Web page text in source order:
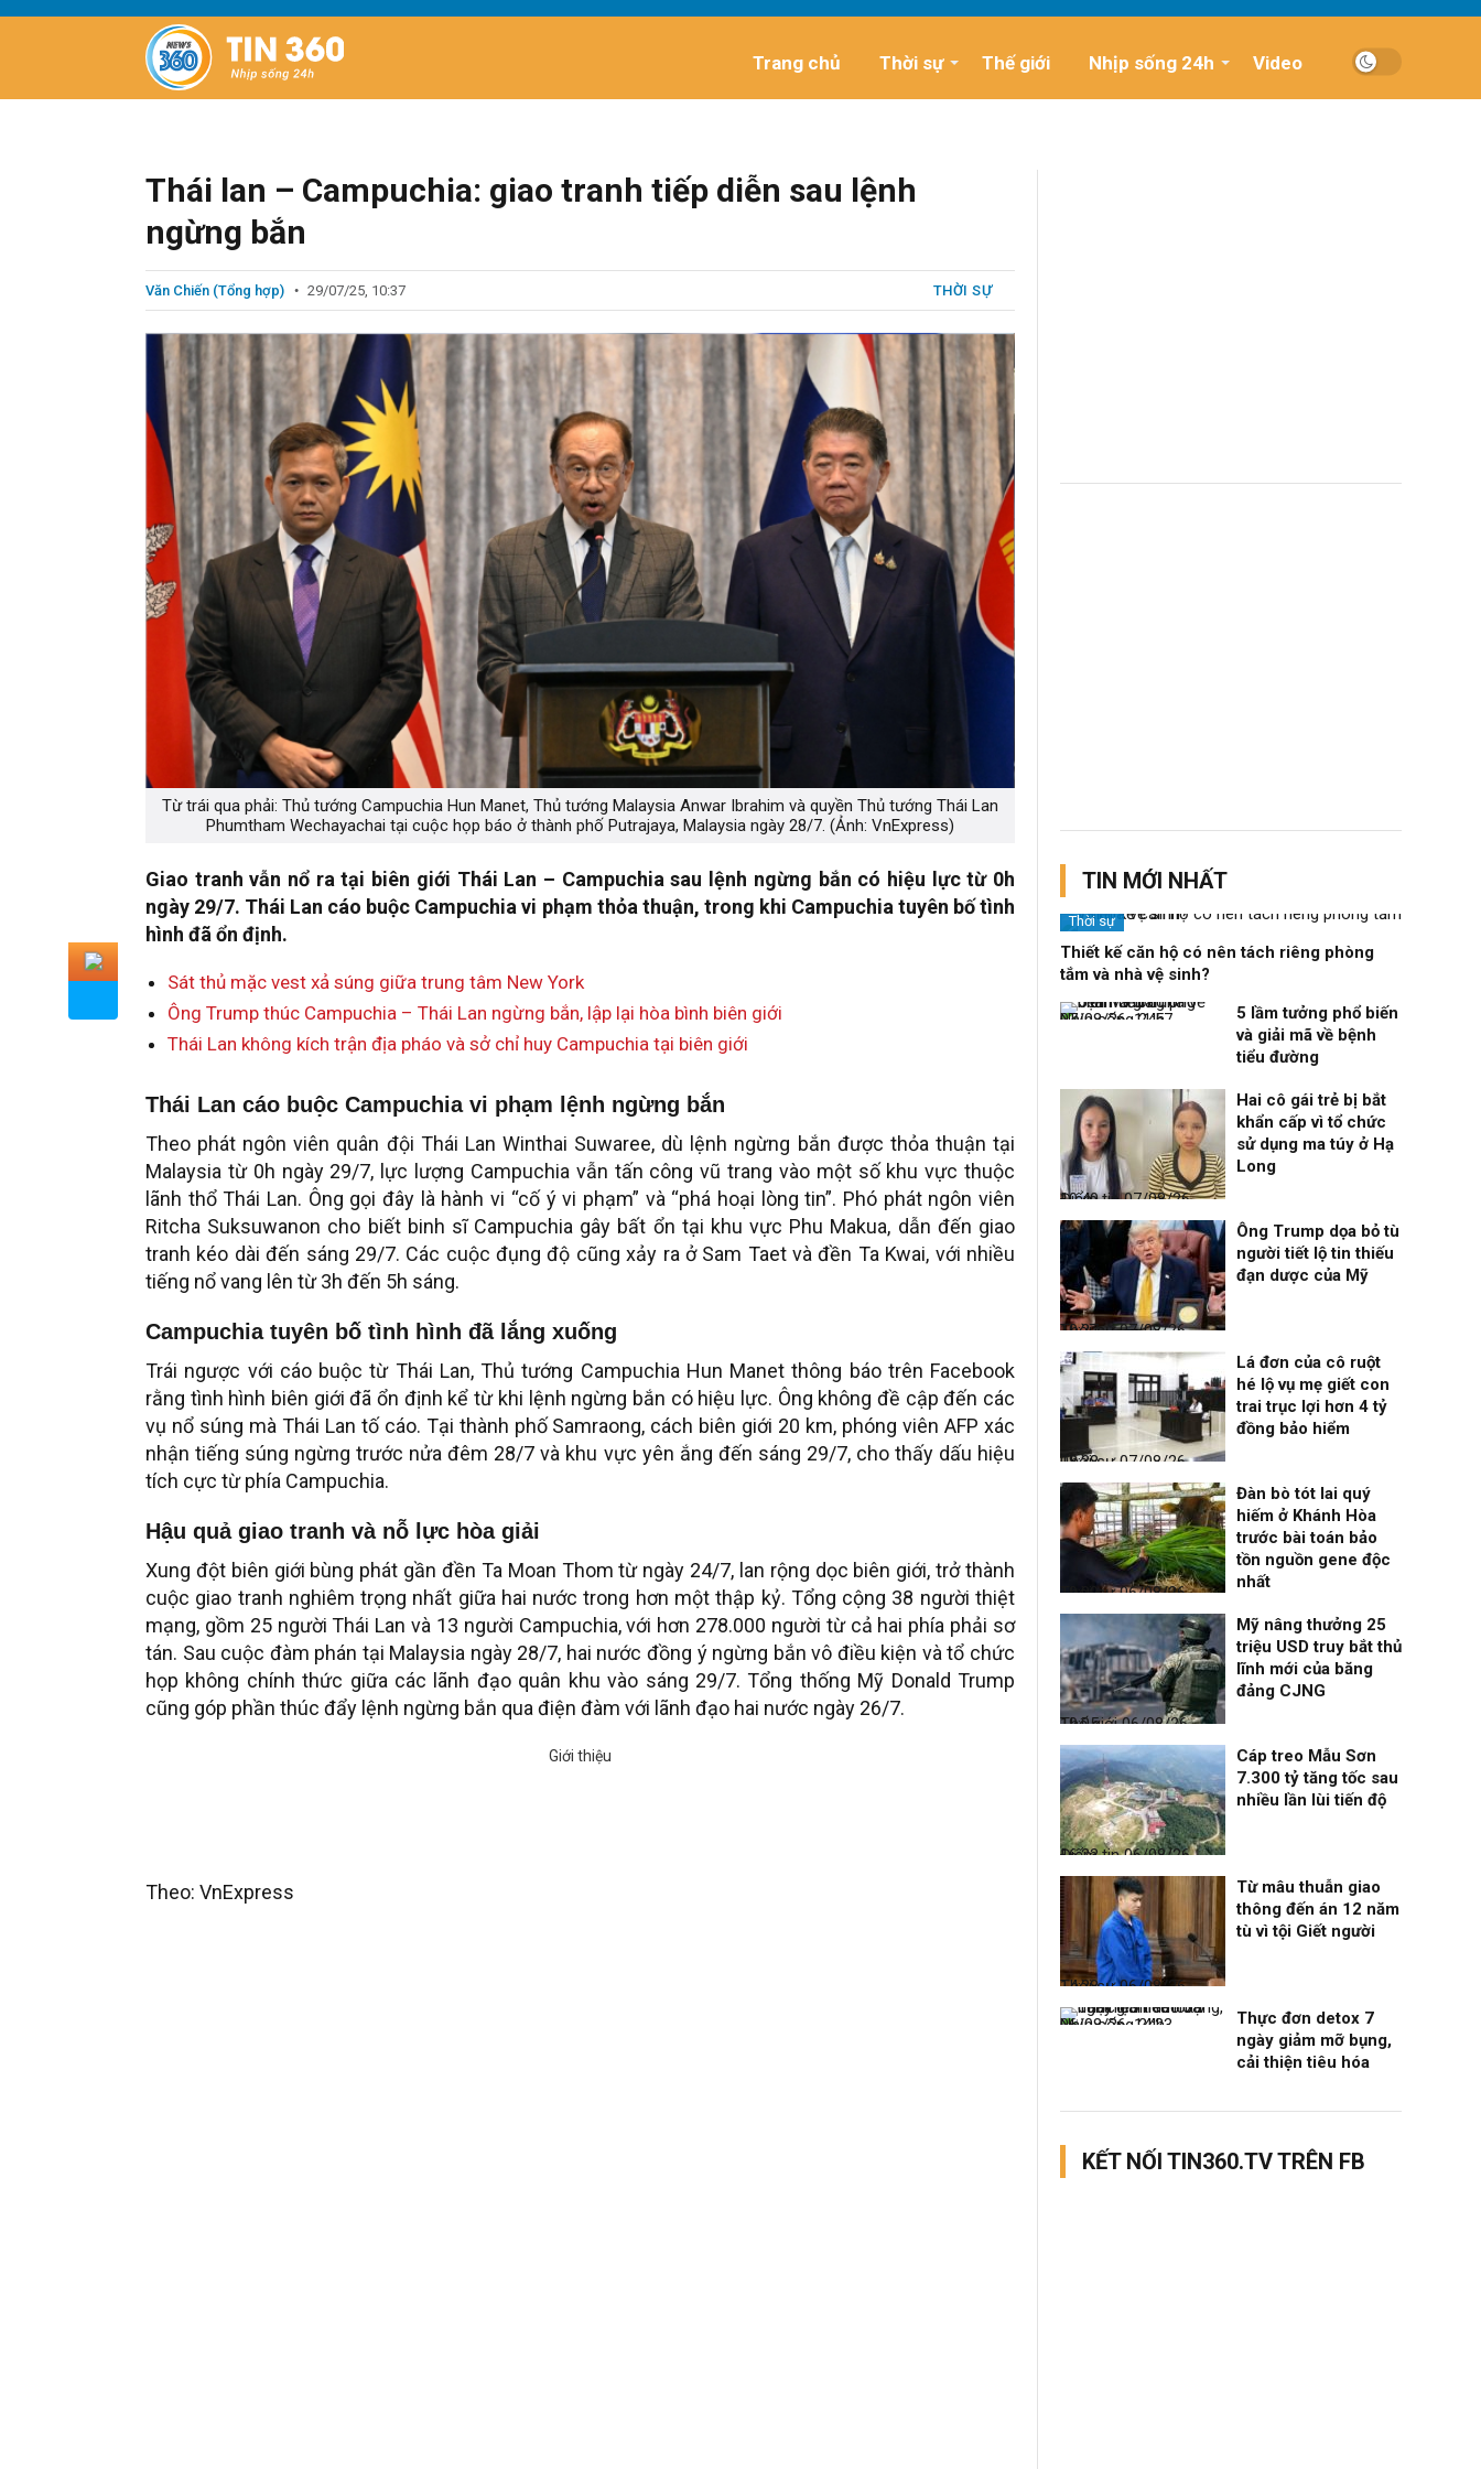
Trang chủ Thời sự Thế giới Nhịp sống 24h Video
Thái lan – Campuchia: giao tranh tiếp diễn sau lệnh
ngừng bắn
Văn Chiến (Tổng hợp) 29/07/25, 10:37 THỜI SỰ
Từ trái qua phải: Thủ tướng Campuchia Hun Manet, Thủ tướng Malaysia Anwar Ibrahim và quyền Thủ tướng Thái Lan
Phumtham Wechayachai tại cuộc họp báo ở thành phố Putrajaya, Malaysia ngày 28/7. (Ảnh: VnExpress)
Giao tranh vẫn nổ ra tại biên giới Thái Lan – Campuchia sau lệnh ngừng bắn có hiệu lực từ 0h
ngày 29/7. Thái Lan cáo buộc Campuchia vi phạm thỏa thuận, trong khi Campuchia tuyên bố tình
hình đã ổn định.
Sát thủ mặc vest xả súng giữa trung tâm New York
Ông Trump thúc Campuchia – Thái Lan ngừng bắn, lập lại hòa bình biên giới
Thái Lan không kích trận địa pháo và sở chỉ huy Campuchia tại biên giới
Thái Lan cáo buộc Campuchia vi phạm lệnh ngừng bắn
Theo phát ngôn viên quân đội Thái Lan Winthai Suwaree, dù lệnh ngừng bắn được thỏa thuận tại
Malaysia từ 0h ngày 29/7, lực lượng Campuchia vẫn tấn công vũ trang vào một số khu vực thuộc
lãnh thổ Thái Lan. Ông gọi đây là hành vi “cố ý vi phạm” và “phá hoại lòng tin”. Phó phát ngôn viên
Ritcha Suksuwanon cho biết binh sĩ Campuchia gây bất ổn tại khu vực Phu Makua, dẫn đến giao
tranh kéo dài đến sáng 29/7. Các cuộc đụng độ cũng xảy ra ở Sam Taet và đền Ta Kwai, với nhiều
tiếng nổ vang lên từ 3h đến 5h sáng.
Campuchia tuyên bố tình hình đã lắng xuống
Trái ngược với cáo buộc từ Thái Lan, Thủ tướng Campuchia Hun Manet thông báo trên Facebook
rằng tình hình biên giới đã ổn định kể từ khi lệnh ngừng bắn có hiệu lực. Ông không đề cập đến các
vụ nổ súng mà Thái Lan tố cáo. Tại thành phố Samraong, cách biên giới 20 km, phóng viên AFP xác
nhận tiếng súng ngừng trước nửa đêm 28/7 và khu vực yên ắng đến sáng 29/7, cho thấy dấu hiệu
tích cực từ phía Campuchia.
Hậu quả giao tranh và nỗ lực hòa giải
Xung đột biên giới bùng phát gần đền Ta Moan Thom từ ngày 24/7, lan rộng dọc biên giới, trở thành
cuộc giao tranh nghiêm trọng nhất giữa hai nước trong hơn một thập kỷ. Tổng cộng 38 người thiệt
mạng, gồm 25 người Thái Lan và 13 người Campuchia, với hơn 278.000 người từ cả hai phía phải sơ
tán. Sau cuộc đàm phán tại Malaysia ngày 28/7, hai nước đồng ý ngừng bắn vô điều kiện và tổ chức
họp không chính thức giữa các lãnh đạo quân khu vào sáng 29/7. Tổng thống Mỹ Donald Trump
cũng góp phần thúc đẩy lệnh ngừng bắn qua điện đàm với lãnh đạo hai nước ngày 26/7.
Theo: VnExpress
TIN MỚI NHẤT
Thời sự
Thiết kế căn hộ có nên tách riêng phòng
tắm và nhà vệ sinh?
Nhịp sống 24h
07/08/26, 11:57
5 lầm tưởng phổ biến
và giải mã về bệnh
tiểu đường
Điểm tin
07/08/26, 10:40
Hai cô gái trẻ bị bắt
khẩn cấp vì tổ chức
sử dụng ma túy ở Hạ
Long
Thời sự
07/08/26, 10:27
Ông Trump dọa bỏ tù
người tiết lộ tin thiếu
đạn dược của Mỹ
Thời sự
07/08/26, 08:38
Lá đơn của cô ruột
hé lộ vụ mẹ giết con
trai trục lợi hơn 4 tỷ
đồng bảo hiểm
Thời sự
06/08/26, 19:09
Đàn bò tót lai quý
hiếm ở Khánh Hòa
trước bài toán bảo
tồn nguồn gene độc
nhất
Thế giới
06/08/26, 19:05
Mỹ nâng thưởng 25
triệu USD truy bắt thủ
lĩnh mới của băng
đảng CJNG
Điểm tin
06/08/26, 16:23
Cáp treo Mẫu Sơn
7.300 tỷ tăng tốc sau
nhiều lần lùi tiến độ
Thời sự
06/08/26, 14:28
Từ mâu thuẫn giao
thông đến án 12 năm
tù vì tội Giết người
Nhịp sống 24h
06/08/26, 14:23
Thực đơn detox 7
ngày giảm mỡ bụng,
cải thiện tiêu hóa
KẾT NỐI TIN360.TV TRÊN FB